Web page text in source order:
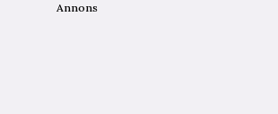
Annons